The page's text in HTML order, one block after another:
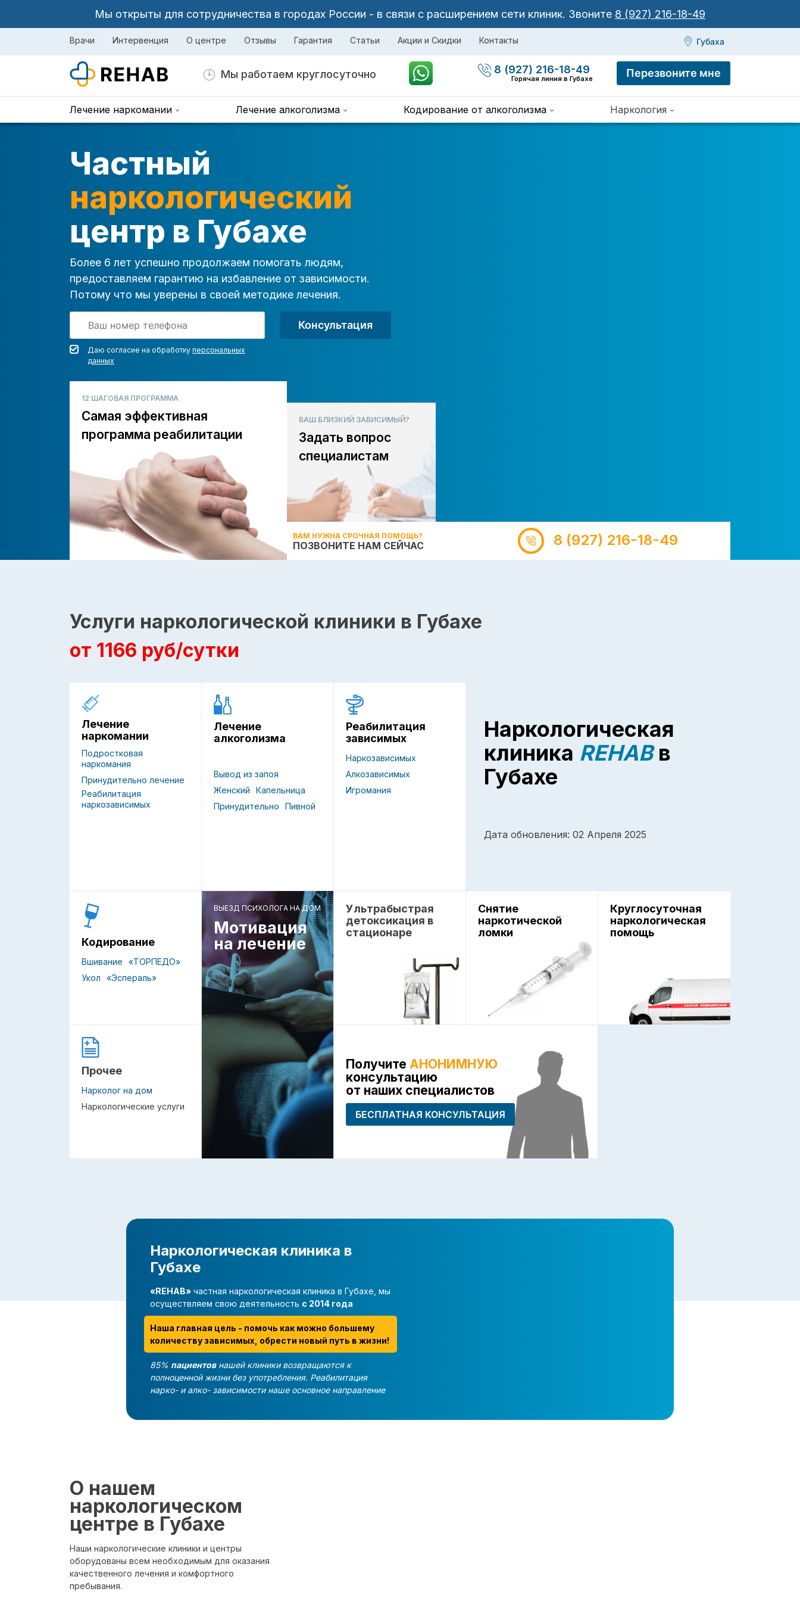
Мы открыты для сотрудничества в городах России - в связи с расширением сети клиник. Звоните 8 (927) 216-18-49
Врачи Интервенция О центре Отзывы Гарантия Статьи Акции и Скидки Контакты Губаха
Мы работаем круглосуточно 8 (927) 216-18-49
Горячая линия в Губахе Перезвоните мне
Лечение наркомании Лечение алкоголизма Кодирование от алкоголизма Наркология
Частный
наркологический
центр в Губахе
Более 6 лет успешно продолжаем помогать людям,
предоставляем гарантию на избавление от зависимости.
Потому что мы уверены в своей методике лечения.
Даю согласие на обработку персональных
данных
Консультация
12 ШАГОВАЯ ПРОГРАММА
Самая эффективная
программа реабилитации
ВАШ БЛИЗКИЙ ЗАВИСИМЫЙ?
Задать вопрос
специалистам
ВАМ НУЖНА СРОЧНАЯ ПОМОЩЬ?
ПОЗВОНИТЕ НАМ СЕЙЧАС 8 (927) 216-18-49
Услуги наркологической клиники в Губахе
от 1166 руб/сутки
Лечение
наркомании
Подростковая
наркомания
Принудительно лечение
Реабилитация
наркозависимых
Лечение
алкоголизма
Вывод из запоя
Женский
Капельница
Принудительно
Пивной
Реабилитация
зависимых
Наркозависимых
Алкозависимых
Игромания
Наркологическая
клиника REHABв
Губахе
Дата обновления: 02 Апреля 2025
Кодирование
Вшивание
«ТОРПЕДО»
Укол
«Эспераль»
Прочее
Нарколог на дом
Наркологические услуги
ВЫЕЗД ПСИХОЛОГА НА ДОМ
Мотивация
на лечение
Ультрабыстрая
детоксикация в
стационаре
Снятие
наркотической
ломки
Получите АНОНИМНУЮ
консультацию
от наших специалистов
БЕСПЛАТНАЯ КОНСУЛЬТАЦИЯ
Круглосуточная
наркологическая
помощь
Наркологическая клиника в
Губахе
«REHAB» частная наркологическая клиника в Губахе, мы
осуществляем свою деятельность с 2014 года
Наша главная цель - помочь как можно большему
количеству зависимых, обрести новый путь в жизни!
85% пациентовнашей клиники возвращаются к
полноценной жизни без употребления. Реабилитация
нарко- и алко- зависимости наше основное направление
О нашем
наркологическом
центре в Губахе
Наши наркологические клиники и центры
оборудованы всем необходимым для оказания
качественного лечения и комфортного
пребывания.